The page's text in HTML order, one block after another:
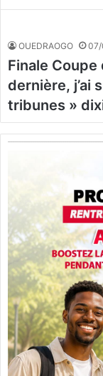
OUEDRAOGO 07/
Finale Coupe
dernière, j’ai
tribunes »